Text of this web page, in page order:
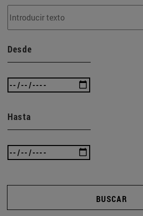
Desde
Hasta
BUSCAR